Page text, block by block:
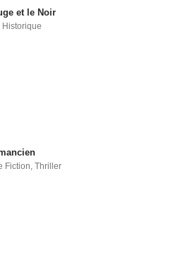
et le Noir
Historique
Fiction,Thriller